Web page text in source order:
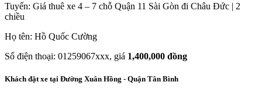
Tuyến: Giá thuê xe 4 – 7 chỗ Quận 11 Sài Gòn đi Châu Đức | 2
chiều
Họ tên: Hồ Quốc Cường
Số điện thoại: 01259067xxx, giá 1,400,000 đồng
Khách đặt xe tại Đường Xuân Hồng - Quận Tân Bình